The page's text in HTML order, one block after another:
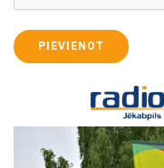
PIEVIENOT